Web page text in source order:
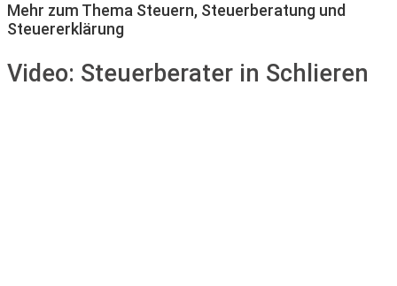
Mehr zum Thema Steuern, Steuerberatung und
Steuererklärung
Video: Steuerberater in Schlieren